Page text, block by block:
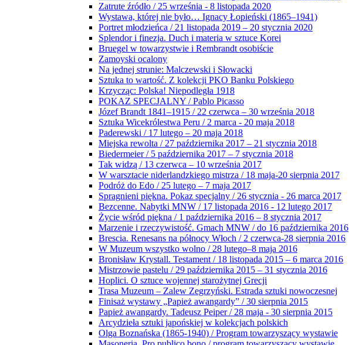
Zatrute źródło / 25 września - 8 listopada 2020
Wystawa, której nie było… Ignacy Łopieński (1865–1941)
Portret młodzieńca / 21 listopada 2019 – 20 stycznia 2020
Splendor i finezja. Duch i materia w sztuce Korei
Bruegel w towarzystwie i Rembrandt osobiście
Zamoyski ocalony
Na jednej strunie: Malczewski i Słowacki
Sztuka to wartość. Z kolekcji PKO Banku Polskiego
Krzycząc: Polska! Niepodległa 1918
POKAZ SPECJALNY / Pablo Picasso
Józef Brandt 1841–1915 / 22 czerwca – 30 września 2018
Sztuka Wicekrólestwa Peru / 2 marca - 20 maja 2018
Paderewski / 17 lutego – 20 maja 2018
Miejska rewolta / 27 października 2017 – 21 stycznia 2018
Biedermeier / 5 października 2017 – 7 stycznia 2018
Tak widzą / 13 czerwca – 10 września 2017
W warsztacie niderlandzkiego mistrza / 18 maja-20 sierpnia 2017
Podróż do Edo / 25 lutego – 7 maja 2017
Spragnieni piękna. Pokaz specjalny / 26 stycznia - 26 marca 2017
Bezcenne. Nabytki MNW / 17 listopada 2016 - 12 lutego 2017
Życie wśród piękna / 1 października 2016 – 8 stycznia 2017
Marzenie i rzeczywistość. Gmach MNW / do 16 października 2016
Brescia. Renesans na północy Włoch / 2 czerwca-28 sierpnia 2016
W Muzeum wszystko wolno / 28 lutego–8 maja 2016
Bronisław Krystall. Testament / 18 listopada 2015 – 6 marca 2016
Mistrzowie pastelu / 29 października 2015 – 31 stycznia 2016
Hoplici. O sztuce wojennej starożytnej Grecji
Trasa Muzeum – Zalew Zegrzyński. Estrada sztuki nowoczesnej
Finisaż wystawy „Papież awangardy” / 30 sierpnia 2015
Papież awangardy. Tadeusz Peiper / 28 maja - 30 sierpnia 2015
Arcydzieła sztuki japońskiej w kolekcjach polskich
Olga Boznańska (1865-1940) / Program towarzyszący wystawie